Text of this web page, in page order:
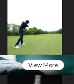
View More